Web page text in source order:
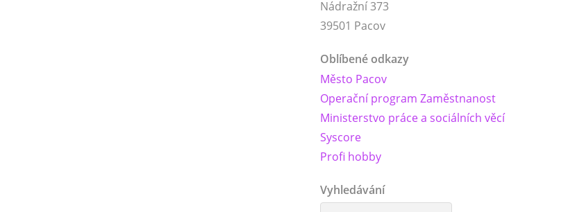
Nádražní 373
39501 Pacov
Oblíbené odkazy
Město Pacov
Operační program Zaměstnanost
Ministerstvo práce a sociálních věcí
Syscore
Profi hobby
Vyhledávání